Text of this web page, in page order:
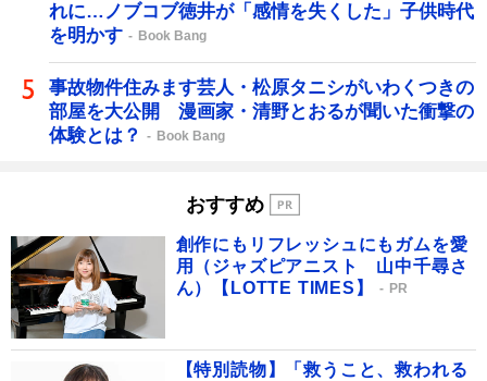
れに…ノブコブ徳井が「感情を失くした」子供時代
を明かす
Book Bang
事故物件住みます芸人・松原タニシがいわくつきの
部屋を大公開 漫画家・清野とおるが聞いた衝撃の
体験とは？
Book Bang
おすすめ
創作にもリフレッシュにもガムを愛
用（ジャズピアニスト 山中千尋さ
ん）【LOTTE TIMES】
PR
【特別読物】「救うこと、救われる